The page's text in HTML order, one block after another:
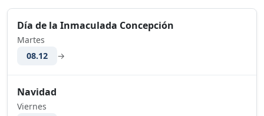
Día de la Inmaculada Concepción
Martes
08.12
→
Navidad
Viernes